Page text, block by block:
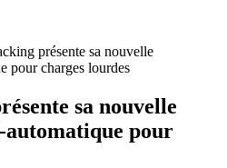
présente sa nouvelle
pour charges lourdes
sa nouvelle
automatique pour